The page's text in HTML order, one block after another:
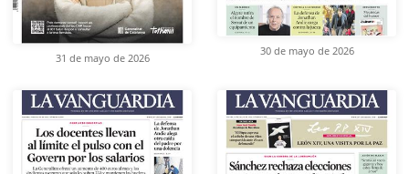
31 de mayo de 2026
30 de mayo de 2026